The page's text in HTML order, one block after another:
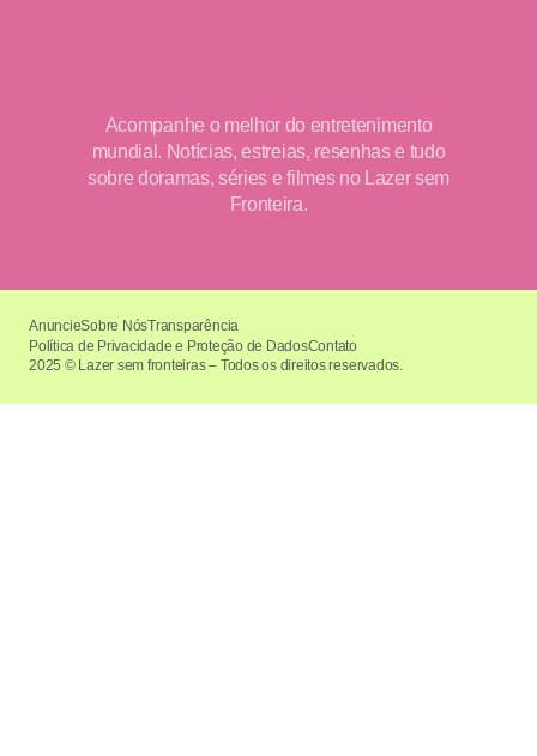
Acompanhe o melhor do entretenimento
mundial. Notícias, estreias, resenhas e tudo
sobre doramas, séries e filmes no Lazer sem
Fronteira.
2025 © Lazer sem fronteiras – Todos os direitos reservados.
AnuncieSobre NósTransparência
Política de Privacidade e Proteção de DadosContato